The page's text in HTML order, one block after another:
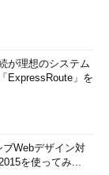
が理想のシステム
ExpressRoute」を
Webデザイン対
を使ってみ...